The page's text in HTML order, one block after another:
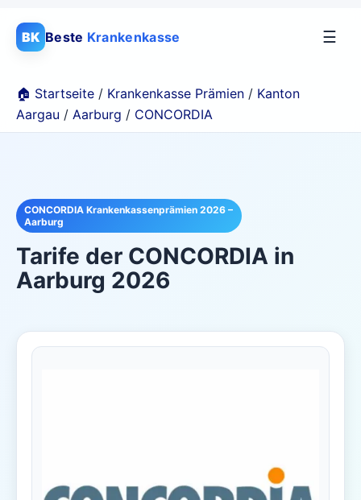
BK Beste Krankenkasse ☰
🏠 Startseite / Krankenkasse Prämien / Kanton
Aargau / Aarburg / CONCORDIA
CONCORDIA Krankenkassenprämien 2026 –
Aarburg
Tarife der CONCORDIA in
Aarburg 2026